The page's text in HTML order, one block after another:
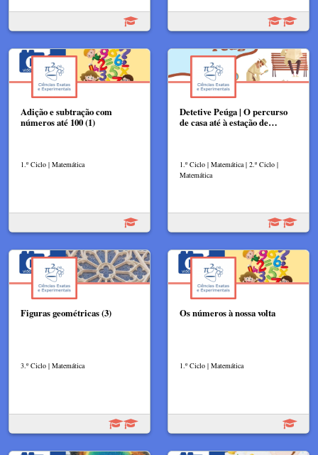
Adição e subtração com
números até 100 (1)
1.º Ciclo | Matemática
Detetive Peúga | O percurso
de casa até à estação de…
1.º Ciclo | Matemática | 2.º Ciclo |
Matemática
Figuras geométricas (3)
3.º Ciclo | Matemática
Os números à nossa volta
1.º Ciclo | Matemática